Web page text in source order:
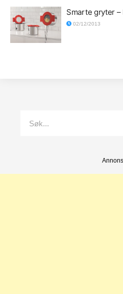
Smarte gryter –
02/12/2013